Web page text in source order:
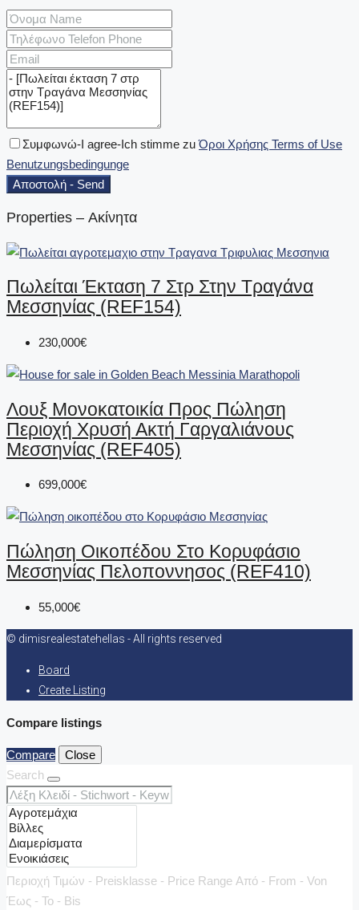
Συμφωνώ-I agree-Ich stimme zuΌροι Χρήσης Terms of Use
Benutzungsbedingunge
Αποστολή - Send
Properties – Ακίνητα
Πωλείται Έκταση 7 Στρ Στην Τραγάνα
Μεσσηνίας (REF154)
230,000€
Λουξ Μονοκατοικία Προς Πώληση
Περιοχή Χρυσή Ακτή Γαργαλιάνους
Μεσσηνίας (REF405)
699,000€
Πώληση Οικοπέδου Στο Κορυφάσιο
Μεσσηνίας Πελοποννησος (REF410)
55,000€
© dimisrealestatehellas - All rights reserved
Board
Create Listing
Compare listings
Compare
Close
Search
Περιοχή Τιμών - Preisklasse - Price Range Από - From - Von
Έως - To - Bis